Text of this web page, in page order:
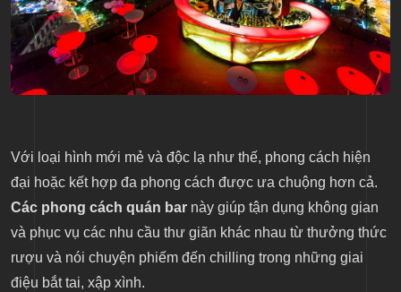
Với loại hình mới mẻ và độc lạ như thế, phong cách hiện
đại hoặc kết hợp đa phong cách được ưa chuộng hơn cả.
Các phong cách quán bar này giúp tận dụng không gian
và phục vụ các nhu cầu thư giãn khác nhau từ thưởng thức
rượu và nói chuyện phiếm đến chilling trong những giai
điệu bắt tai, xập xình.